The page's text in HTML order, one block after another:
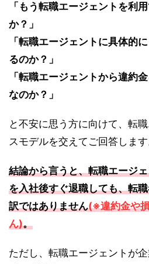
「もう転職エージェントを利
か？」
「転職エージェントに具体的
るのか？」
「転職エージェントから違約
なのか？」
と不安に思う方に向けて、転
スモデルを交えてご回答します
結論から言うと、転職エージ
を入社後すぐ退職しても、転
訳ではありません(※違約金や
ん)。
ただし、転職エージェントが